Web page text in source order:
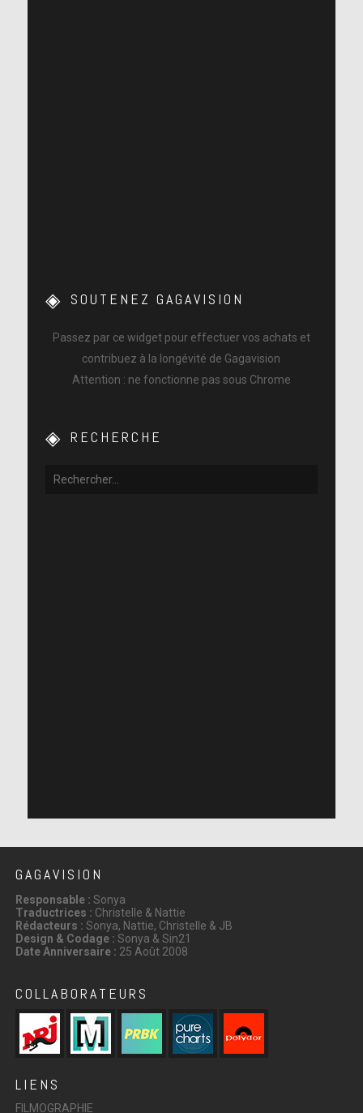
SOUTENEZ GAGAVISION
Passez par ce widget pour effectuer vos achats et
contribuez à la longévité de Gagavision
Attention : ne fonctionne pas sous Chrome
RECHERCHE
GAGAVISION
Responsable : Sonya
Traductrices : Christelle & Nattie
Rédacteurs : Sonya, Nattie, Christelle & JB
Design & Codage : Sonya & Sin21
Date Anniversaire : 25 Août 2008
COLLABORATEURS
LIENS
FILMOGRAPHIE